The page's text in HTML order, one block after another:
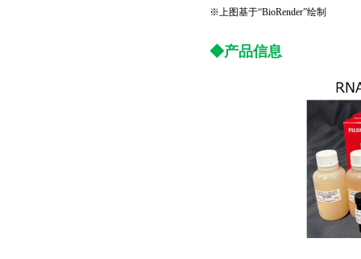
※ 上图基于“BioRender”绘制
◆产品信息